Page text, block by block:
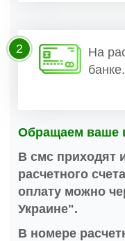
На
банке.
2
Обращаем ваше
В смс приходят
расчетного
оплату можно
Украине".
В номере